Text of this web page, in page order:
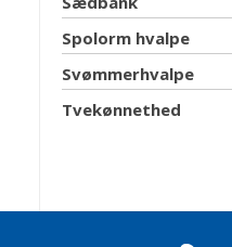
Spolorm hvalpe
Svømmerhvalpe
Tvekønnethed